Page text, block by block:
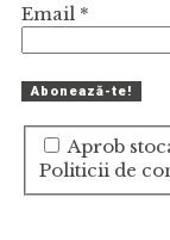
Email *
Aprob
Politicii de